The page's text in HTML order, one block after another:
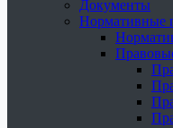
Документы
Нормативные